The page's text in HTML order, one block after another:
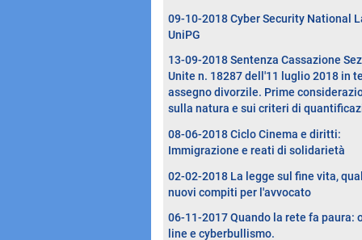
09-10-2018 Cyber Security National
UniPG
13-09-2018 Sentenza Cassazione
Unite n. 18287 dell'11 luglio 2018 in
assegno divorzile. Prime
sulla natura e sui criteri di
08-06-2018 Ciclo Cinema e diritti:
Immigrazione e reati di solidarietà
02-02-2018 La legge sul fine vita,
nuovi compiti per l'avvocato
06-11-2017 Quando la rete fa paura:
line e cyberbullismo.